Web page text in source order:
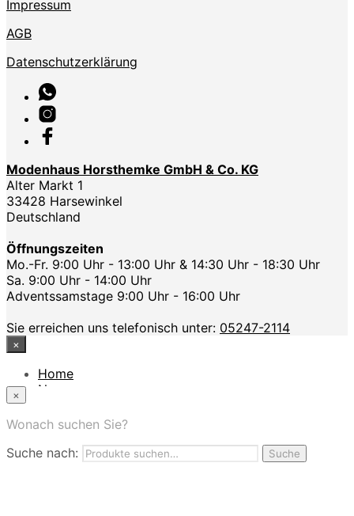
Impressum
AGB
Datenschutzerklärung
Modenhaus Horsthemke GmbH & Co. KG
Alter Markt 1
33428 Harsewinkel
Deutschland
Öffnungszeiten
Mo.-Fr. 9:00 Uhr - 13:00 Uhr & 14:30 Uhr - 18:30 Uhr
Sa. 9:00 Uhr - 14:00 Uhr
Adventssamstage 9:00 Uhr - 16:00 Uhr
Sie erreichen uns telefonisch unter: 05247-2114
×
Home
News
App
Nutzungbedingungen
×
Wonach suchen Sie?
Suche nach:
Suche